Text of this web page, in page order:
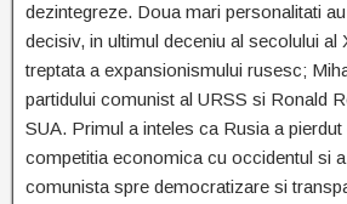
dezintegreze. Doua mari personalitati
decisiv, in ultimul deceniu al secolului al
treptata a expansionismului rusesc;
partidului comunist al URSS si Ronald
SUA. Primul a inteles ca Rusia a
competitia economica cu occidentul si
comunista spre democratizare si